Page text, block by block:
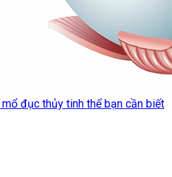
đục thủy tinh thể bạn cần biết